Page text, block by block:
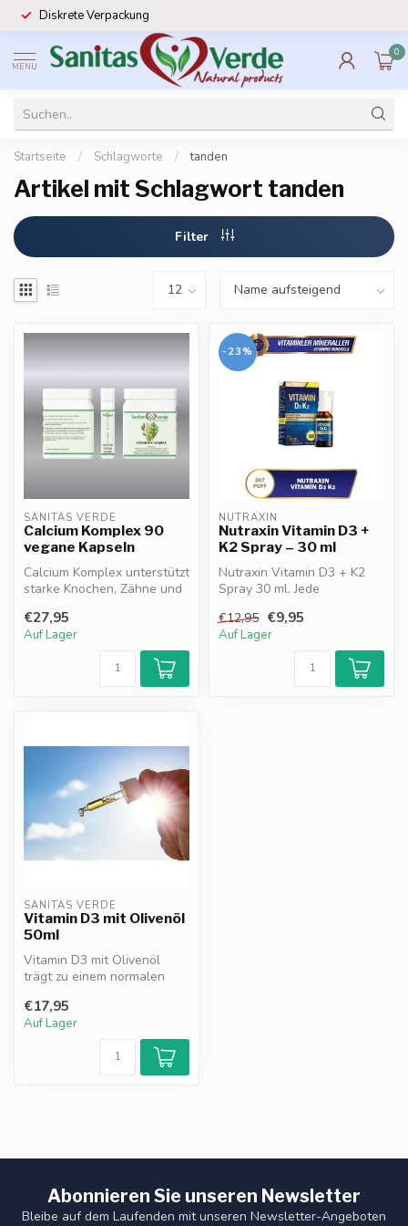
Diskrete Verpackung
MENU
0
Startseite / Schlagworte / tanden
Artikel mit Schlagwort tanden
Filter
SANITAS VERDE
Calcium Komplex 90
vegane Kapseln
Calcium Komplex unterstützt
starke Knochen, Zähne und
€27,95
Auf Lager
-23%
NUTRAXIN
Nutraxin Vitamin D3 +
K2 Spray – 30 ml
Nutraxin Vitamin D3 + K2
Spray 30 ml. Jede
Vitamin D3...
€12,95 €9,95
Auf Lager
SANITAS VERDE
Vitamin D3 mit Olivenöl
50ml
Vitamin D3 mit Olivenöl
trägt zu einem normalen
Knochen un...
€17,95
Auf Lager
Abonnieren Sie unseren Newsletter
Bleibe auf dem Laufenden mit unseren Newsletter-Angeboten